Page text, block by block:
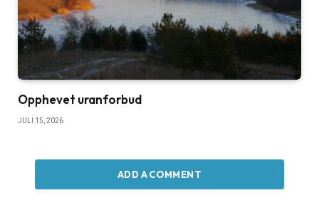
Opphevet uranforbud
JULI 15, 2026
ADD A COMMENT